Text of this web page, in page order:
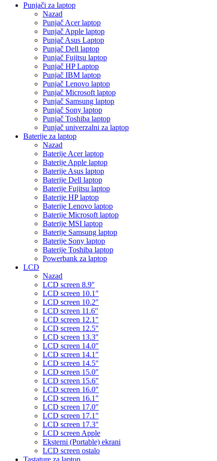
Punjači za laptop
Nazad
Punjač Acer laptop
Punjač Apple laptop
Punjač Asus Laptop
Punjač Dell laptop
Punjač Fujitsu laptop
Punjač HP Laptop
Punjač IBM laptop
Punjač Lenovo laptop
Punjač Microsoft laptop
Punjač Samsung laptop
Punjač Sony laptop
Punjač Toshiba laptop
Punjač univerzalni za laptop
Baterije za laptop
Nazad
Baterije Acer laptop
Baterije Apple laptop
Baterije Asus laptop
Baterije Dell laptop
Baterije Fujitsu laptop
Baterije HP laptop
Baterije Lenovo laptop
Baterije Microsoft laptop
Baterije MSI laptop
Baterije Samsung laptop
Baterije Sony laptop
Baterije Toshiba laptop
Powerbank za laptop
LCD
Nazad
LCD screen 8.9″
LCD screen 10.1″
LCD screen 10.2″
LCD screen 11.6″
LCD screen 12.1″
LCD screen 12.5″
LCD screen 13.3″
LCD screen 14.0″
LCD screen 14.1″
LCD screen 14.5″
LCD screen 15.0″
LCD screen 15.6″
LCD screen 16.0″
LCD screen 16.1″
LCD screen 17.0″
LCD screen 17.1″
LCD screen 17.3″
LCD screen Apple
Eksterni (Portable) ekrani
LCD screen ostalo
Tastature za laptop